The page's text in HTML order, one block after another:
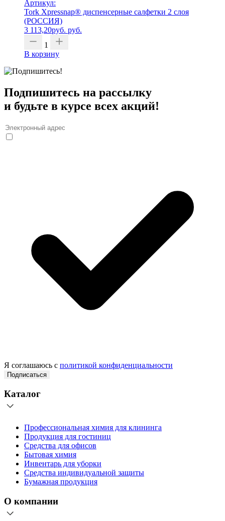
Артикул:
Tork Xpressnap® диспенсерные салфетки 2 слоя
(РОССИЯ)
3 113,20руб. руб.
1
В корзину
Подпишитесь на рассылку
и будьте в курсе всех акций!
Я соглашаюсь с политикой конфиденциальности
Подписаться
Каталог
Профессиональная химия для клининга
Продукция для гостиниц
Средства для офисов
Бытовая химия
Инвентарь для уборки
Средства индивидуальной защиты
Бумажная продукция
О компании